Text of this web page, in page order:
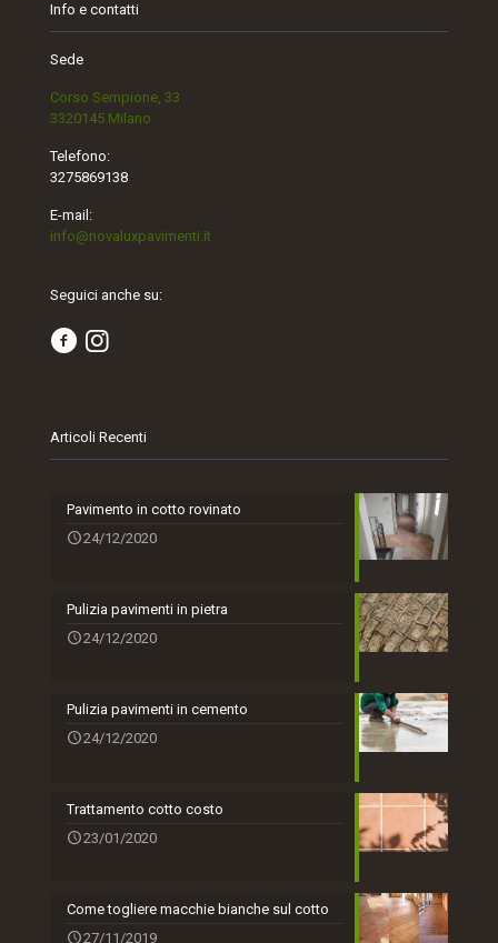
Info e contatti
Sede
Corso Sempione, 33
3320145 Milano
Telefono:
3275869138
E-mail:
info@novaluxpavimenti.it
Seguici anche su:
Articoli Recenti
Pavimento in cotto rovinato
24/12/2020
Pulizia pavimenti in pietra
24/12/2020
Pulizia pavimenti in cemento
24/12/2020
Trattamento cotto costo
23/01/2020
Come togliere macchie bianche sul cotto
27/11/2019